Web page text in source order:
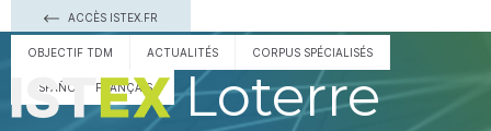
ACCÈS ISTEX.FR
OBJECTIF TDM ACTUALITÉS CORPUS SPÉCIALISÉS
ESPAÑOL FRANÇAIS Loterre